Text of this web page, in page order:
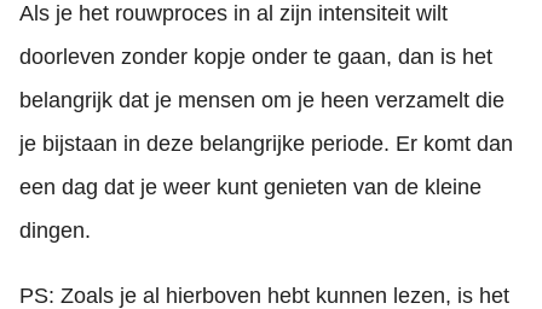
Als je het rouwproces in al zijn intensiteit wilt
doorleven zonder kopje onder te gaan, dan is het
belangrijk dat je mensen om je heen verzamelt die
je bijstaan in deze belangrijke periode. Er komt dan
een dag dat je weer kunt genieten van de kleine
dingen.
PS: Zoals je al hierboven hebt kunnen lezen, is het